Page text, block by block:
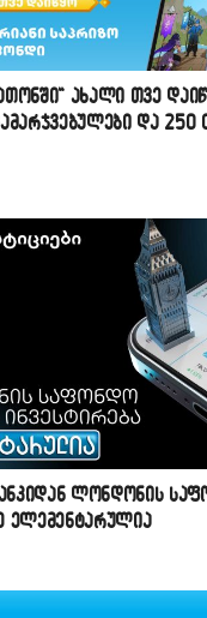
ახალი თვე
და 250
ლონდონის
ელემენტარულია